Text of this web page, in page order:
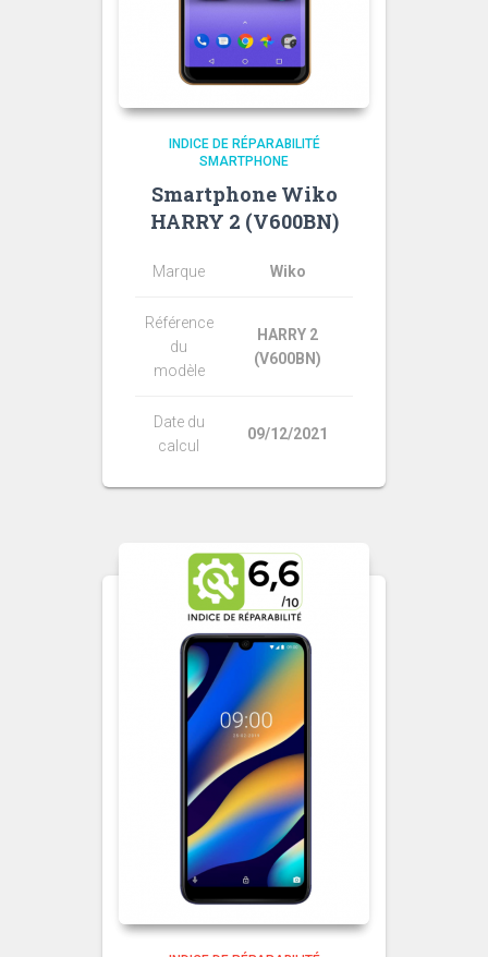
INDICE DE RÉPARABILITÉ
SMARTPHONE
Smartphone Wiko
HARRY 2 (V600BN)
Marque Wiko
Référence
du
modèle
HARRY 2
(V600BN)
Date du
calcul
09/12/2021